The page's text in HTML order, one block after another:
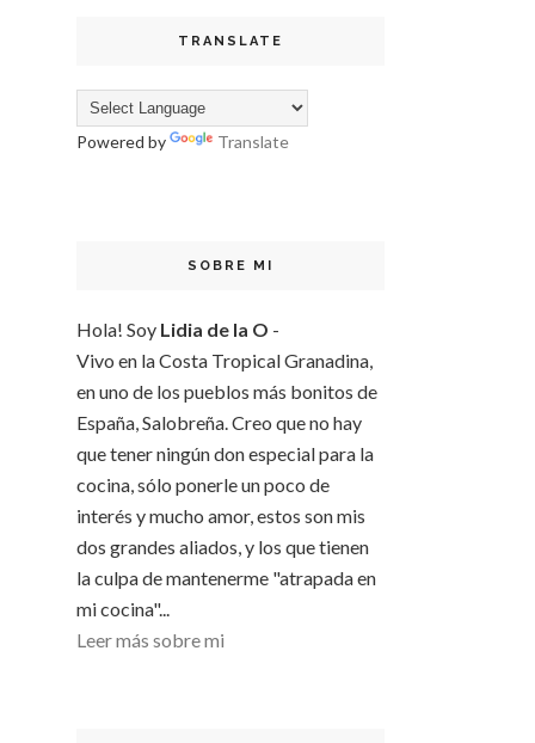
TRANSLATE
Powered by Translate
SOBRE MI
Hola! Soy Lidia de la O -
Vivo en la Costa Tropical Granadina,
en uno de los pueblos más bonitos de
España, Salobreña. Creo que no hay
que tener ningún don especial para la
cocina, sólo ponerle un poco de
interés y mucho amor, estos son mis
dos grandes aliados, y los que tienen
la culpa de mantenerme "atrapada en
mi cocina"...
Leer más sobre mi